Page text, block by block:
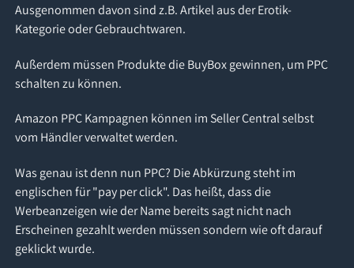
Ausgenommen davon sind z.B. Artikel aus der Erotik-
Kategorie oder Gebrauchtwaren.
Außerdem müssen Produkte die BuyBox gewinnen, um PPC
schalten zu können.
Amazon PPC Kampagnen können im Seller Central selbst
vom Händler verwaltet werden.
Was genau ist denn nun PPC? Die Abkürzung steht im
englischen für "pay per click". Das heißt, dass die
Werbeanzeigen wie der Name bereits sagt nicht nach
Erscheinen gezahlt werden müssen sondern wie oft darauf
geklickt wurde.